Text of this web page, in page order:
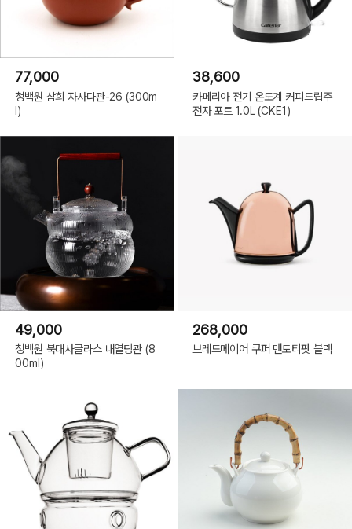
77,000
청백원 삼희 자사다관-26 (300m
l)
38,600
카페리아 전기 온도계 커피드립주
전자 포트 1.0L (CKE1)
49,000
청백원 북대사글라스 내열탕관 (8
00ml)
268,000
브레드메이어 쿠퍼 맨토티팟 블랙